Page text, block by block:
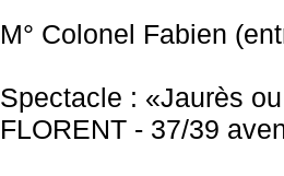
M° Colonel Fabien
Spectacle : «Jaurès
FLORENT - 37/39